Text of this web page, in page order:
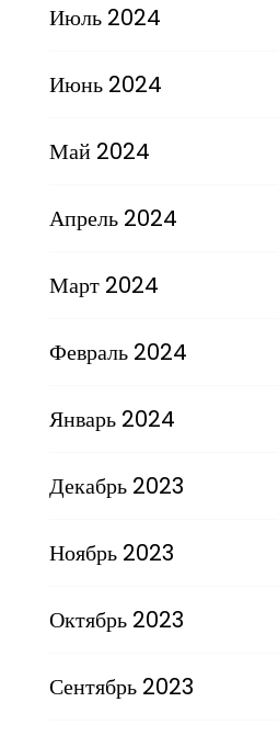
Июль 2024
Июнь 2024
Май 2024
Апрель 2024
Март 2024
Февраль 2024
Январь 2024
Декабрь 2023
Ноябрь 2023
Октябрь 2023
Сентябрь 2023